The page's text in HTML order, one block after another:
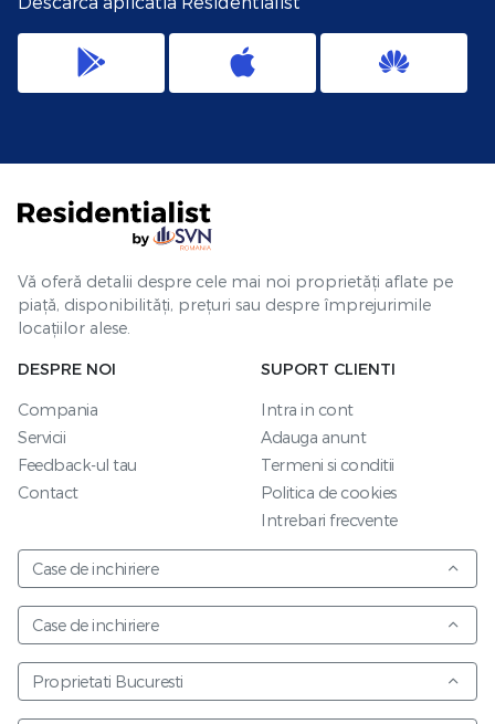
Vă oferă detalii despre cele mai noi proprietăți aflate pe
piață, disponibilități, prețuri sau despre împrejurimile
locațiilor alese.
DESPRE NOI
Compania
Servicii
Feedback-ul tau
Contact
SUPORT CLIENTI
Intra in cont
Adauga anunt
Termeni si conditii
Politica de cookies
Intrebari frecvente
Case de inchiriere
Case de inchiriere
Proprietati Bucuresti